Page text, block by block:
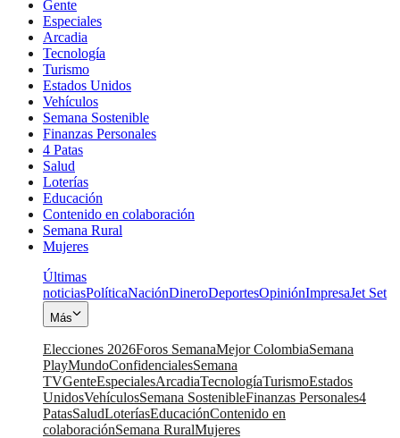
Gente
Especiales
Arcadia
Tecnología
Turismo
Estados Unidos
Vehículos
Semana Sostenible
Finanzas Personales
4 Patas
Salud
Loterías
Educación
Contenido en colaboración
Semana Rural
Mujeres
Últimas
noticiasPolíticaNaciónDineroDeportesOpiniónImpresaJet Set
Más
Elecciones 2026Foros SemanaMejor ColombiaSemana
PlayMundoConfidencialesSemana
TVGenteEspecialesArcadiaTecnologíaTurismoEstados
UnidosVehículosSemana SostenibleFinanzas Personales4
PatasSaludLoteríasEducaciónContenido en
colaboraciónSemana RuralMujeres